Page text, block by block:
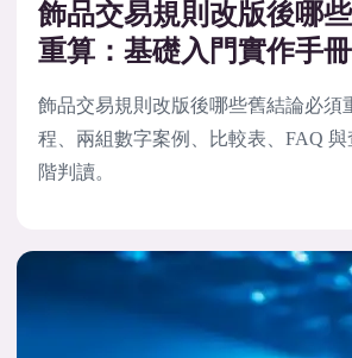
飾品交易規則改版後哪
重算：基礎入門實作手冊
飾品交易規則改版後哪些舊結論必須
程、兩組數字案例、比較表、FAQ
階判讀。